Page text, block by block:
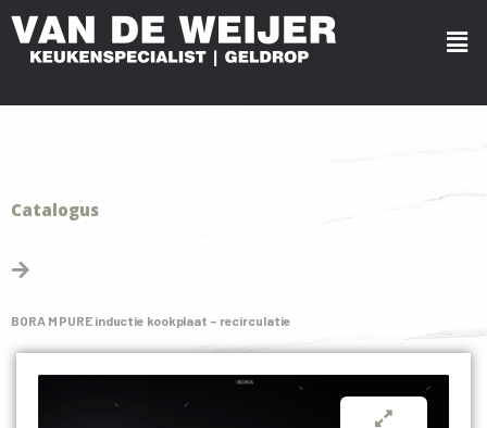
Catalogus
BORA M PURE inductie kookplaat – recirculatie